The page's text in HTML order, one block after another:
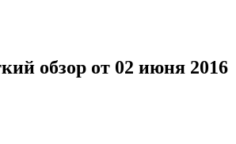
обзор от 02 июня 2016